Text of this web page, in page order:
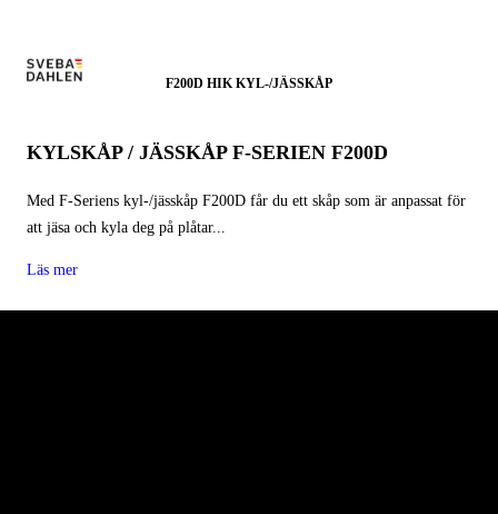
F200D HIK KYL-/JÄSSKÅP
KYLSKÅP / JÄSSKÅP F-SERIEN F200D
Med F-Seriens kyl-/jässkåp F200D får du ett skåp som är anpassat för
att jäsa och kyla deg på plåtar...
Läs mer